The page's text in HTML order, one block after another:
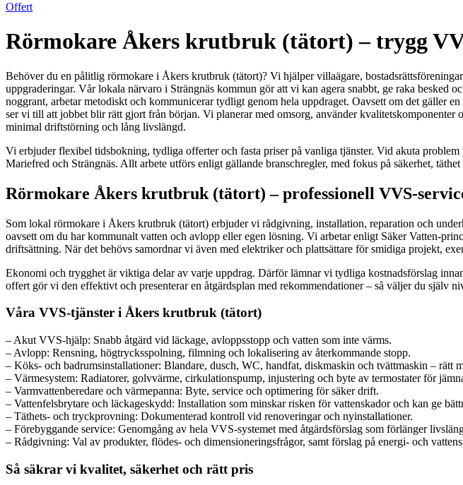
Offert
Rörmokare Åkers krutbruk (tätort) – trygg
Behöver du en pålitlig rörmokare i Åkers krutbruk (tätort)? Vi hjälper villaägare,
uppgraderingar. Vår lokala närvaro i Strängnäs kommun gör att vi kan agera snabbt, ge raka
noggrant, arbetar metodiskt och kommunicerar tydligt genom hela uppdraget. Oavsett om det gäller
ser vi till att jobbet blir rätt gjort från början. Vi planerar med omsorg, använder
minimal driftstörning och lång livslängd.
Vi erbjuder flexibel tidsbokning, tydliga offerter och fasta priser på vanliga tjänster. Vid akuta
Mariefred och Strängnäs. Allt arbete utförs enligt gällande branschregler, med fokus på säkerhet,
Rörmokare Åkers krutbruk (tätort) – professionell VVS-
Som lokal rörmokare i Åkers krutbruk (tätort) erbjuder vi rådgivning, installation, reparation och
oavsett om du har kommunalt vatten och avlopp eller egen lösning. Vi arbetar enligt Säker Vatten-
driftsättning. När det behövs samordnar vi även med elektriker och plattsättare för smidiga projekt,
Ekonomi och trygghet är viktiga delar av varje uppdrag. Därför lämnar vi tydliga kostnadsförslag
offert gör vi den effektivt och presenterar en åtgärdsplan med rekommendationer – så väljer du själv
Våra VVS-tjänster i Åkers krutbruk (tätort)
– Akut VVS-hjälp: Snabb åtgärd vid läckage, avloppsstopp och vatten som inte värms.
– Avlopp: Rensning, högtrycksspolning, filmning och lokalisering av återkommande stopp.
– Köks- och badrumsinstallationer: Blandare, dusch, WC, handfat, diskmaskin och tvättmaskin – rätt
– Värmesystem: Radiatorer, golvvärme, cirkulationspump, injustering och byte av termostater för
– Varmvattenberedare och värmepanna: Byte, service och optimering för säker drift.
– Vattenfelsbrytare och läckageskydd: Installation som minskar risken för vattenskador och kan ge
– Täthets- och tryckprovning: Dokumenterad kontroll vid renoveringar och nyinstallationer.
– Förebyggande service: Genomgång av hela VVS-systemet med åtgärdsförslag som förlänger
– Rådgivning: Val av produkter, flödes- och dimensioneringsfrågor, samt förslag på energi- och
Så säkrar vi kvalitet, säkerhet och rätt pris